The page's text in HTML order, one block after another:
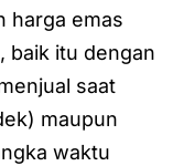
harga emas
baik itu dengan
saat
maupun
waktu